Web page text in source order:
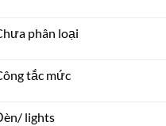
phân loại
tắc mức
lights